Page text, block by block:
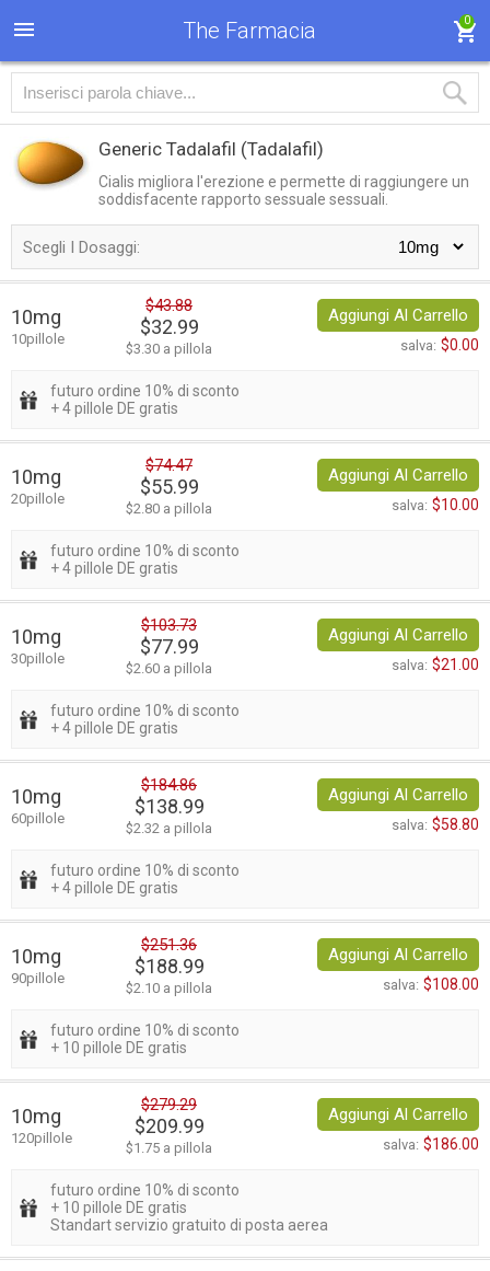
The Farmacia 0
Generic Tadalafil (Tadalafil)
Cialis migliora l'erezione e permette di raggiungere un
soddisfacente rapporto sessuale sessuali.
Scegli I Dosaggi:
10mg
10pillole
$43.88
$32.99
$3.30 a pillola
Aggiungi Al Carrello
salva: $0.00
futuro ordine 10% di sconto
+ 4 pillole DE gratis
10mg
20pillole
$74.47
$55.99
$2.80 a pillola
Aggiungi Al Carrello
salva: $10.00
futuro ordine 10% di sconto
+ 4 pillole DE gratis
10mg
30pillole
$103.73
$77.99
$2.60 a pillola
Aggiungi Al Carrello
salva: $21.00
futuro ordine 10% di sconto
+ 4 pillole DE gratis
10mg
60pillole
$184.86
$138.99
$2.32 a pillola
Aggiungi Al Carrello
salva: $58.80
futuro ordine 10% di sconto
+ 4 pillole DE gratis
10mg
90pillole
$251.36
$188.99
$2.10 a pillola
Aggiungi Al Carrello
salva: $108.00
futuro ordine 10% di sconto
+ 10 pillole DE gratis
10mg
120pillole
$279.29
$209.99
$1.75 a pillola
Aggiungi Al Carrello
salva: $186.00
futuro ordine 10% di sconto
+ 10 pillole DE gratis
Standart servizio gratuito di posta aerea